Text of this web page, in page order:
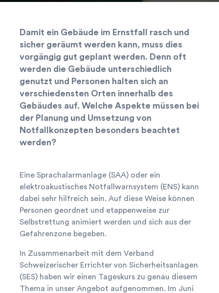
Damit ein Gebäude im Ernstfall rasch und
sicher geräumt werden kann, muss dies
vorgängig gut geplant werden. Denn oft
werden die Gebäude unterschiedlich
genutzt und Personen halten sich an
verschiedensten Orten innerhalb des
Gebäudes auf. Welche Aspekte müssen bei
der Planung und Umsetzung von
Notfallkonzepten besonders beachtet
werden?
Eine Sprachalarmanlage (SAA) oder ein
elektroakustisches Notfallwarnsystem (ENS) kann
dabei sehr hilfreich sein. Auf diese Weise können
Personen geordnet und etappenweise zur
Selbstrettung animiert werden und sich aus der
Gefahrenzone begeben.
In Zusammenarbeit mit dem Verband
Schweizerischer Errichter von Sicherheitsanlagen
(SES) haben wir einen Tageskurs zu genau diesem
Thema in unser Angebot aufgenommen. Im Juni